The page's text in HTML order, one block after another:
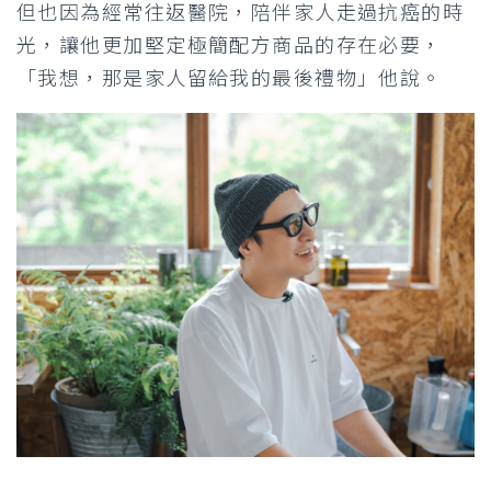
但也因為經常往返醫院，陪伴家人走過抗癌的時
光，讓他更加堅定極簡配方商品的存在必要，
「我想，那是家人留給我的最後禮物」他說。